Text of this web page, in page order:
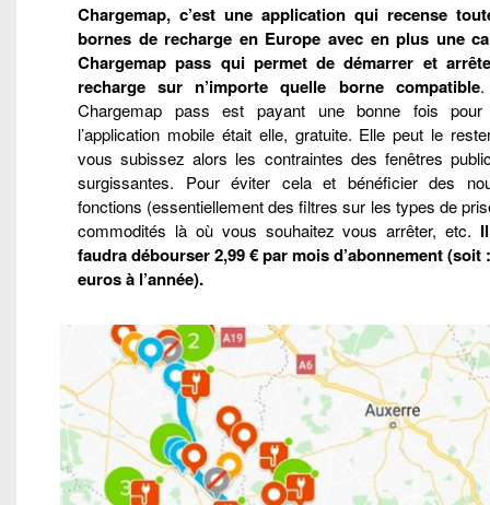
Chargemap, c’est une application qui recense
bornes de recharge en Europe avec en plus une
Chargemap pass qui permet de démarrer et
recharge sur n’importe quelle borne compatible.
Chargemap pass est payant une bonne fois pour
l’application mobile était elle, gratuite. Elle peut le
vous subissez alors les contraintes des fenêtres
surgissantes. Pour éviter cela et bénéficier des
fonctions (essentiellement des filtres sur les types de
commodités là où vous souhaitez vous arrêter, etc.
faudra débourser 2,99 € par mois d’abonnement (soit
euros à l’année).